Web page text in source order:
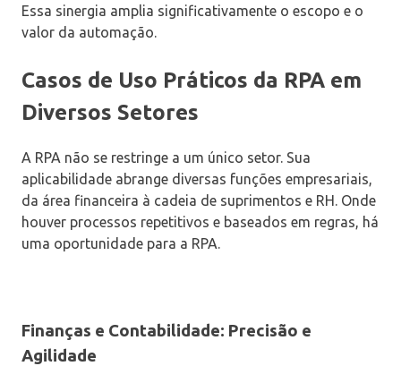
Essa sinergia amplia significativamente o escopo e o
valor da automação.
Casos de Uso Práticos da RPA em
Diversos Setores
A RPA não se restringe a um único setor. Sua
aplicabilidade abrange diversas funções empresariais,
da área financeira à cadeia de suprimentos e RH. Onde
houver processos repetitivos e baseados em regras, há
uma oportunidade para a RPA.
Finanças e Contabilidade: Precisão e
Agilidade